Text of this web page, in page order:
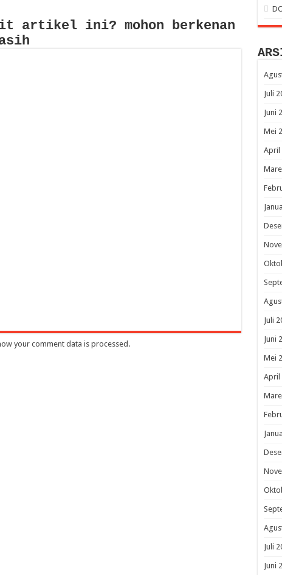
artikel ini? mohon berkenan
your comment data is processed .
Juli
Juni
Mei
April
Juli
Juni
Mei
April
Juli
Juni